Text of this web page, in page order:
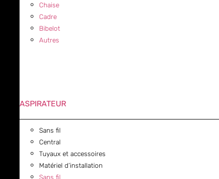
Chaise
Cadre
Bibelot
Autres
ASPIRATEUR
Sans fil
Central
Tuyaux et accessoires
Matériel d’installation
Sans fil